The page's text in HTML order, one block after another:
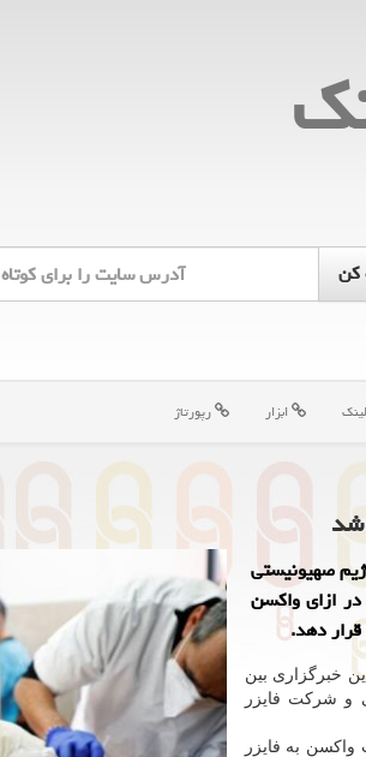
ابزار رپورتاژ
شد
صهیونیستی
ازای واکسن
قرار دهد.
خبرگزاری بین
و شرکت فایزر
واکسن به فایزر